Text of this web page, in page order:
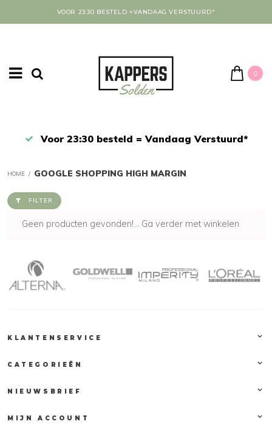
VOOR 23:30 BESTELD =VANDAAG VERSTUURD*
0
Afrekenen in een veilige omgeving
HOME / GOOGLE SHOPPING HIGH MARGIN
FILTER
Geen producten gevonden!... Ga verder met winkelen
KLANTENSERVICE
CATEGORIEËN
NIEUWSBRIEF
MIJN ACCOUNT